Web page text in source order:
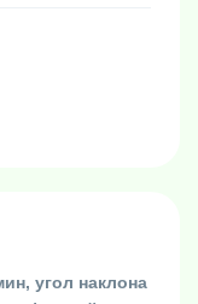
угол наклона